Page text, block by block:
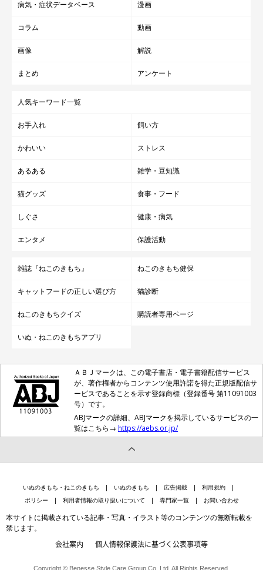
病気・症状データベース 漫画
コラム 動画
画像 解説
まとめ アンケート
人気キーワード一覧
お手入れ 飼い方
かわいい ストレス
あるある 雑学・豆知識
猫グッズ 食事・フード
しぐさ 健康・病気
エンタメ 保護活動
雑誌『ねこのきもち』 ねこのきもち健保
キャットフードの正しい選び方 猫診断
ねこのきもちクイズ 購読者専用ページ
いぬ・ねこのきもちアプリ
ＡＢＪマークは、この電子書店・電子書籍配信サービス
が、著作権者からコンテンツ使用許諾を得た正規版配信サ
ービスであることを示す登録商標（登録番号 第11091003
号）です。
ABJマークの詳細、ABJマークを掲示しているサービスの一
覧はこちら→ https://aebs.or.jp/
いぬのきもち・ねこのきもち いぬのきもち 広告掲載
利用規約
ポリシー
利用者情報の取り扱いについて 専門家一覧 お問い合わせ
本サイトに掲載されている記事・写真・イラスト等のコンテンツの無断転載を
禁じます。
会社案内 個人情報保護法に基づく公表事項等
Copyright © Benesse Style Care Group Co.,Ltd. All Rights Reserved.